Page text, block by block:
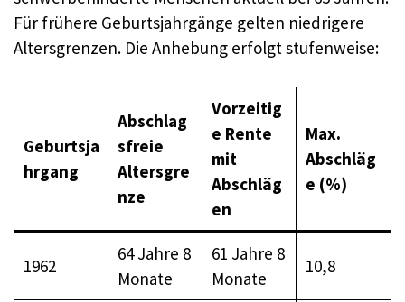
Für frühere Geburtsjahrgänge gelten niedrigere
Altersgrenzen. Die Anhebung erfolgt stufenweise:
Geburtsja
hrgang
Abschlag
sfreie
Altersgre
nze
Vorzeitig
e Rente
mit
Abschläg
en
Max.
Abschläg
e (%)
1962
64 Jahre 8
Monate
61 Jahre 8
Monate
10,8